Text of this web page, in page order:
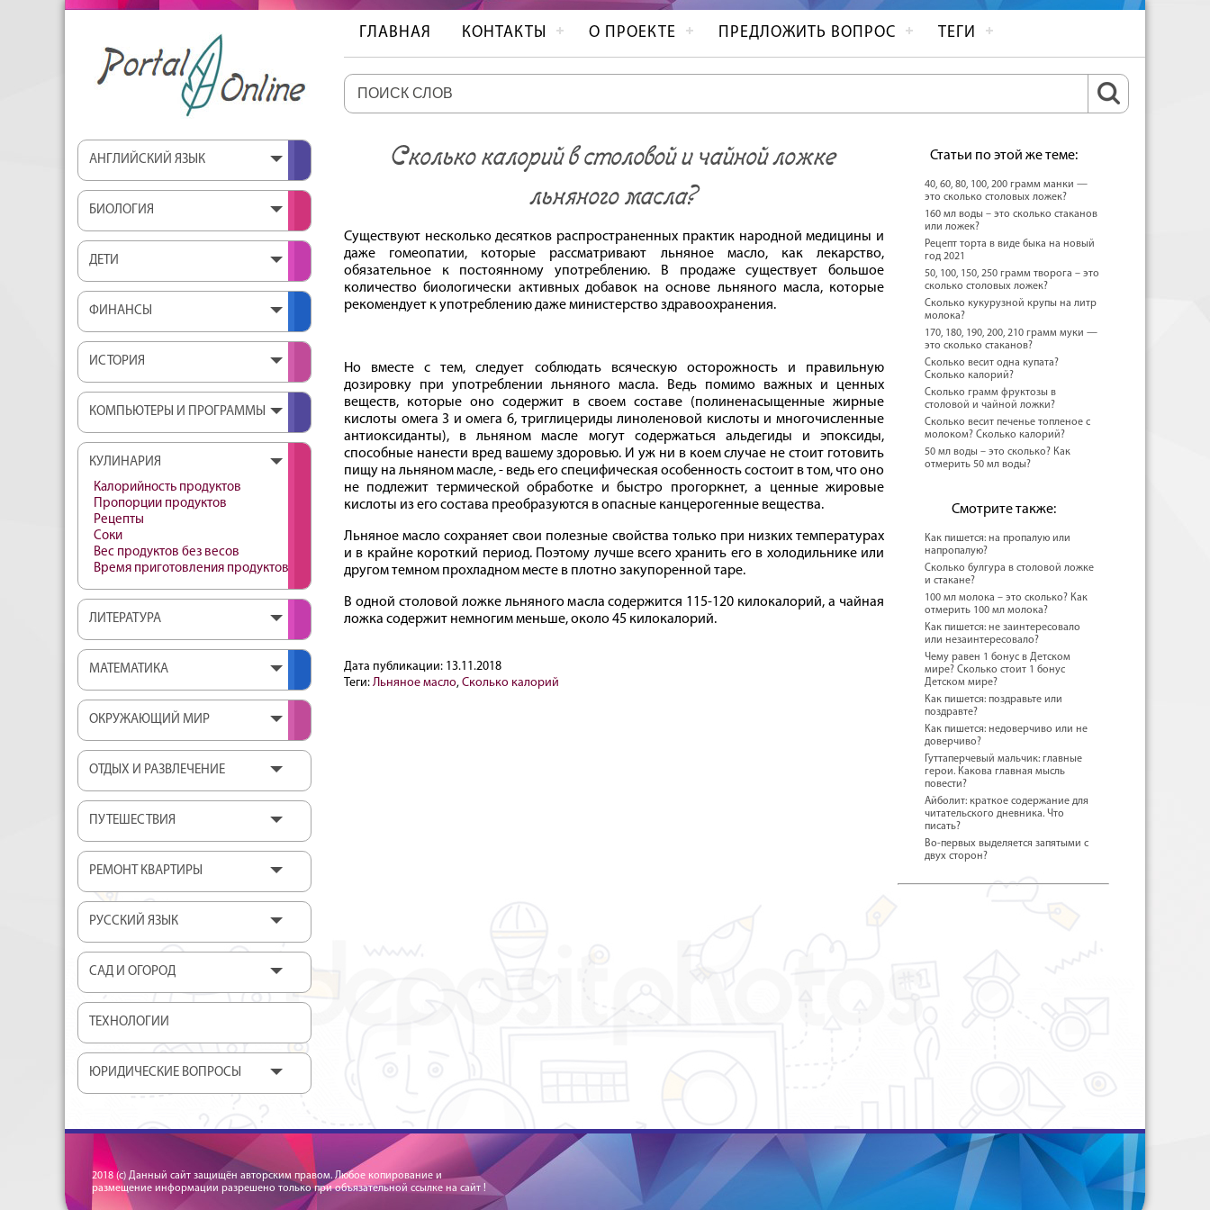
ГЛАВНАЯ КОНТАКТЫ О ПРОЕКТЕ ПРЕДЛОЖИТЬ ВОПРОС ТЕГИ
АНГЛИЙСКИЙ ЯЗЫК
БИОЛОГИЯ
ДЕТИ
ФИНАНСЫ
ИСТОРИЯ
КОМПЬЮТЕРЫ И ПРОГРАММЫ
КУЛИНАРИЯ
Калорийность продуктов
Пропорции продуктов
Рецепты
Соки
Вес продуктов без весов
Время приготовления продуктов
ЛИТЕРАТУРА
МАТЕМАТИКА
ОКРУЖАЮЩИЙ МИР
ОТДЫХ И РАЗВЛЕЧЕНИЕ
ПУТЕШЕСТВИЯ
РЕМОНТ КВАРТИРЫ
РУССКИЙ ЯЗЫК
САД И ОГОРОД
ТЕХНОЛОГИИ
ЮРИДИЧЕСКИЕ ВОПРОСЫ
Сколько калорий в столовой и чайной ложке
льняного масла?
Существуют несколько десятков распространенных практик народной медицины и
даже гомеопатии, которые рассматривают льняное масло, как лекарство,
обязательное к постоянному употреблению. В продаже существует большое
количество биологически активных добавок на основе льняного масла, которые
рекомендует к употреблению даже министерство здравоохранения.
Но вместе с тем, следует соблюдать всяческую осторожность и правильную
дозировку при употреблении льняного масла. Ведь помимо важных и ценных
веществ, которые оно содержит в своем составе (полиненасыщенные жирные
кислоты омега 3 и омега 6, триглицериды линоленовой кислоты и многочисленные
антиоксиданты), в льняном масле могут содержаться альдегиды и эпоксиды,
способные нанести вред вашему здоровью. И уж ни в коем случае не стоит готовить
пищу на льняном масле, - ведь его специфическая особенность состоит в том, что оно
не подлежит термической обработке и быстро прогоркнет, а ценные жировые
кислоты из его состава преобразуются в опасные канцерогенные вещества.
Льняное масло сохраняет свои полезные свойства только при низких температурах
и в крайне короткий период. Поэтому лучше всего хранить его в холодильнике или
другом темном прохладном месте в плотно закупоренной таре.
В одной столовой ложке льняного масла содержится 115-120 килокалорий, а чайная
ложка содержит немногим меньше, около 45 килокалорий.
Дата публикации: 13.11.2018
Теги: Льняное масло, Сколько калорий
Статьи по этой же теме:
40, 60, 80, 100, 200 грамм манки —
это сколько столовых ложек?
160 мл воды – это сколько стаканов
или ложек?
Рецепт торта в виде быка на новый
год 2021
50, 100, 150, 250 грамм творога – это
сколько столовых ложек?
Сколько кукурузной крупы на литр
молока?
170, 180, 190, 200, 210 грамм муки —
это сколько стаканов?
Сколько весит одна купата?
Сколько калорий?
Сколько грамм фруктозы в
столовой и чайной ложки?
Сколько весит печенье топленое с
молоком? Сколько калорий?
50 мл воды – это сколько? Как
отмерить 50 мл воды?
Смотрите также:
Как пишется: на пропалую или
напропалую?
Сколько булгура в столовой ложке
и стакане?
100 мл молока – это сколько? Как
отмерить 100 мл молока?
Как пишется: не заинтересовало
или незаинтересовало?
Чему равен 1 бонус в Детском
мире? Сколько стоит 1 бонус
Детском мире?
Как пишется: поздравьте или
поздравте?
Как пишется: недоверчиво или не
доверчиво?
Гуттаперчевый мальчик: главные
герои. Какова главная мысль
повести?
Айболит: краткое содержание для
читательского дневника. Что
писать?
Во-первых выделяется запятыми с
двух сторон?
2018 (c) Данный сайт защищён авторским правом. Любое копирование и
размещение информации разрешено только при объязательной ссылке на сайт !